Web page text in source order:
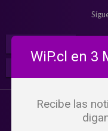
WiP.cl en 3
Recibe las